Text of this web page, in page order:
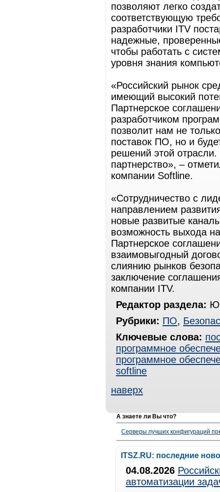
позволяют легко
соответствующую
разработчики ITV
надежные,
чтобы работать с
уровня знания
«Российский рынок
имеющий высокий
Партнерское
разработчиком
позволит нам не
поставок ПО, но и
решений этой
партнерство», –
компании Softline.
«Сотрудничество с
направлением
новые развитые
возможность выхода
Партнерское
взаимовыгодный
слиянию рынков
заключение
компании ITV.
Редактор раздела:
Рубрики: ПО,
Ключевые слова:
программное
программное
softline
наверх
А знаете ли Вы что?
Серверы лучших конфигураций
ITSZ.RU: последние
04.08.2026
автоматизации